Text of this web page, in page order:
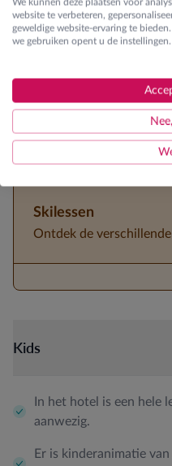
We kunnen deze plaatsen voor
website te verbeteren,
geweldige website-ervaring te
we gebruiken opent u de instellingen.
Hotelshuttle
Spa en wellness
Fitness
JOSK
3/4de pension
Skilessen
Ontdek de
Kids
In het hotel is een hele
aanwezig.
Er is kinderanimatie